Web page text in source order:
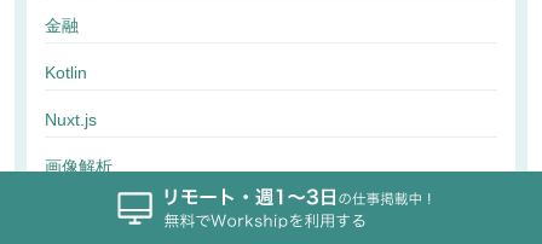
金融
Kotlin
Nuxt.js
画像解析